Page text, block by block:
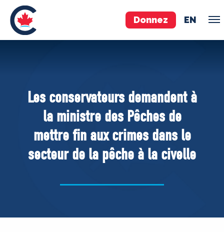
Donnez EN
Vos députés conservateurs
Cabinet fantôme
Exécutif national
ACÉ
À PROPOS
Les conservateurs demandent à
la ministre des Pêches de
mettre fin aux crimes dans le
secteur de la pêche à la civelle